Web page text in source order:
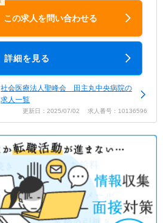
この求人を問い合わせる
詳細を見る
社会医療法人聖峰会 田主丸中央病院の
求人一覧
更新日：2025/07/02 求人番号：10136596